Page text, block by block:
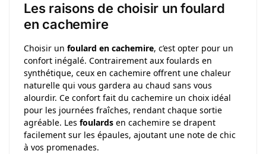
Les raisons de choisir un foulard
en cachemire
Choisir un foulard en cachemire, c’est opter pour un
confort inégalé. Contrairement aux foulards en
synthétique, ceux en cachemire offrent une chaleur
naturelle qui vous gardera au chaud sans vous
alourdir. Ce confort fait du cachemire un choix idéal
pour les journées fraîches, rendant chaque sortie
agréable. Les foulards en cachemire se drapent
facilement sur les épaules, ajoutant une note de chic
à vos promenades.